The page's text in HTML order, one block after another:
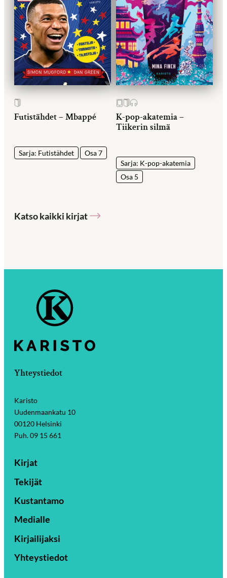
Futistähdet – Mbappé
Sarja: Futistähdet Osa 7
K-pop-akatemia –
Tiikerin silmä
Sarja: K-pop-akatemia
Osa 5
Katso kaikki kirjat
Yhteystiedot
Karisto
Uudenmaankatu 10
00120 Helsinki
Puh. 09 15 661
Kirjat
Tekijät
Kustantamo
Medialle
Kirjailijaksi
Yhteystiedot